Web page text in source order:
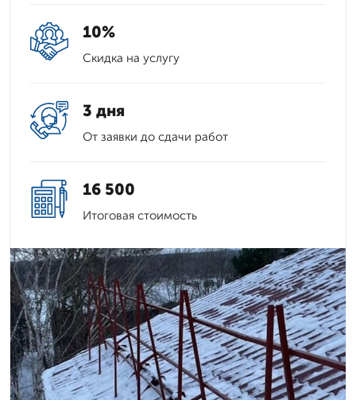
10%
Скидка на услугу
3 дня
От заявки до сдачи работ
16 500
Итоговая стоимость